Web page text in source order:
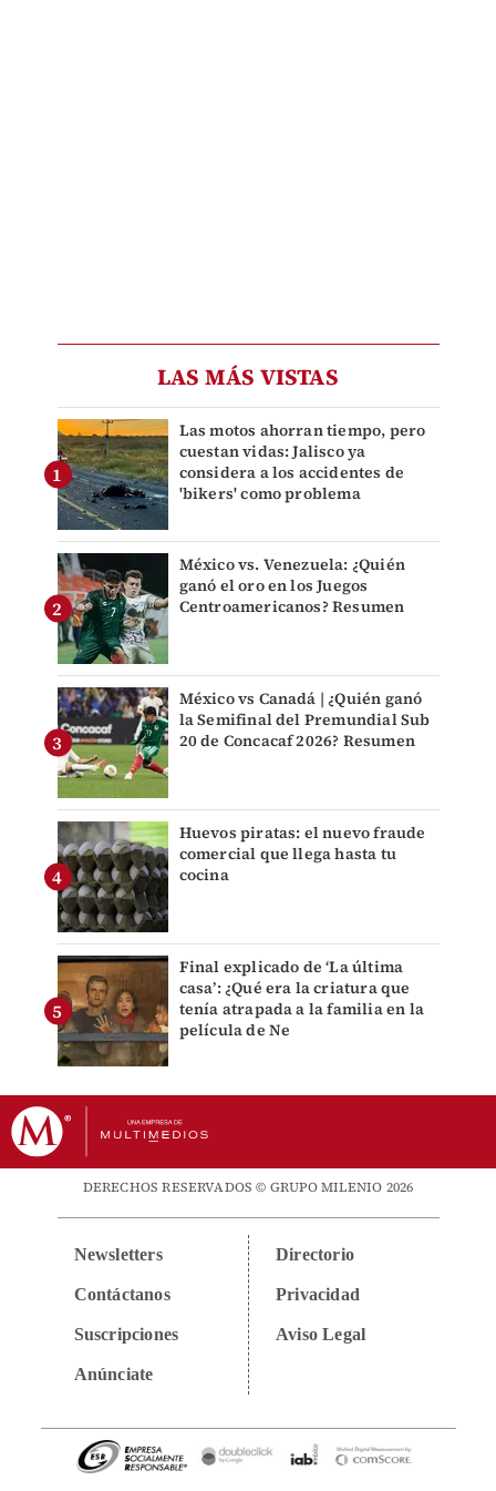
LAS MÁS VISTAS
Las motos ahorran tiempo, pero
cuestan vidas: Jalisco ya
considera a los accidentes de
'bikers' como problema
México vs. Venezuela: ¿Quién
ganó el oro en los Juegos
Centroamericanos? Resumen
México vs Canadá | ¿Quién ganó
la Semifinal del Premundial Sub
20 de Concacaf 2026? Resumen
Huevos piratas: el nuevo fraude
comercial que llega hasta tu
cocina
Final explicado de ‘La última
casa’: ¿Qué era la criatura que
tenía atrapada a la familia en la
película de Ne
DERECHOS RESERVADOS © GRUPO MILENIO 2026
Newsletters
Contáctanos
Suscripciones
Anúnciate
Directorio
Privacidad
Aviso Legal